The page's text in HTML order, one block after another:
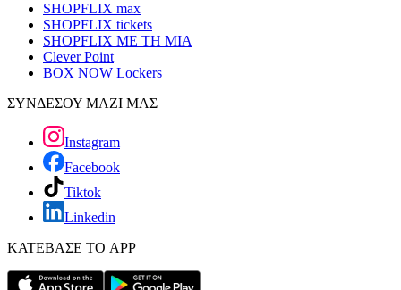
SHOPFLIX max
SHOPFLIX tickets
SHOPFLIX ΜΕ ΤΗ ΜΙΑ
Clever Point
BOX NOW Lockers
ΣΥΝΔΕΣΟΥ ΜΑΖΙ ΜΑΣ
Instagram
Facebook
Tiktok
Linkedin
ΚΑΤΕΒΑΣΕ ΤΟ APP